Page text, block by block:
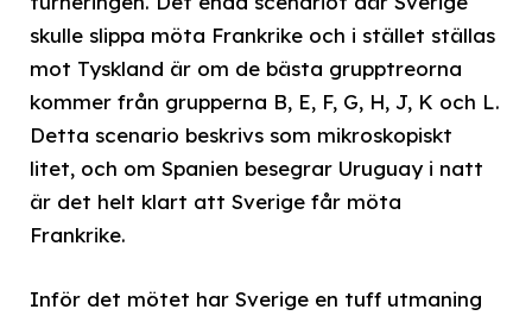
skulle slippa möta Frankrike och i stället ställas
mot Tyskland är om de bästa grupptreorna
kommer från grupperna B, E, F, G, H, J, K och L.
Detta scenario beskrivs som mikroskopiskt
litet, och om Spanien besegrar Uruguay i natt
är det helt klart att Sverige får möta
Frankrike.
Inför det mötet har Sverige en tuff utmaning